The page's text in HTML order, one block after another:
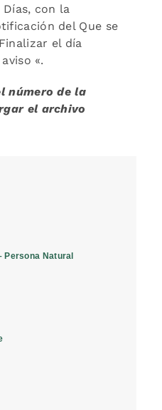
con la
del Que se
el día
«.
número de la
el archivo
Persona Natural